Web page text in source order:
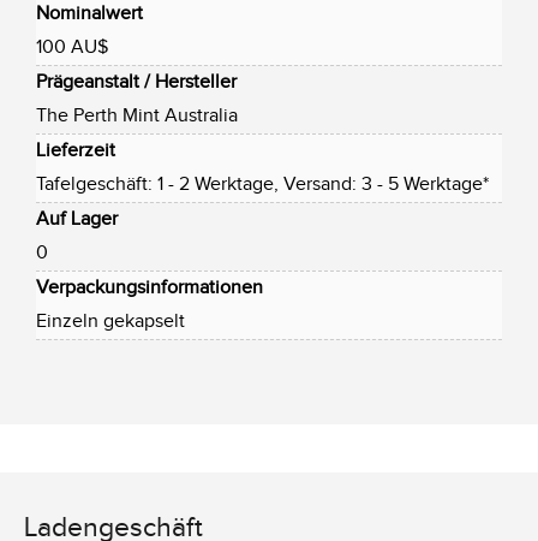
Nominalwert
100 AU$
Prägeanstalt / Hersteller
The Perth Mint Australia
Lieferzeit
Tafelgeschäft: 1 - 2 Werktage, Versand: 3 - 5 Werktage*
Auf Lager
0
Verpackungsinformationen
Einzeln gekapselt
Ladengeschäft